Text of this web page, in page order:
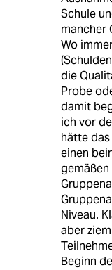
Schule
mancher
Wo
die
Probe
damit
ich vor
hätte
einen
Niveau.
aber
Beginn